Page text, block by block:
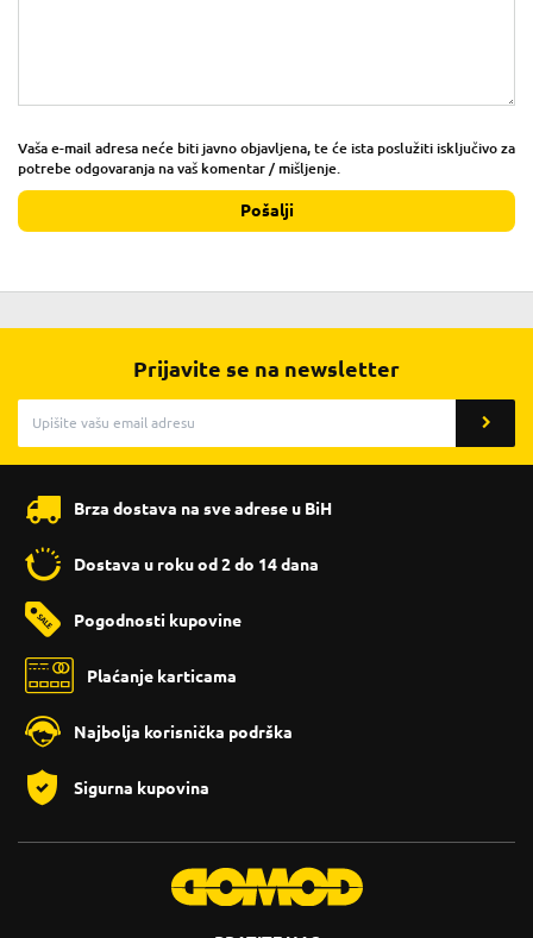
Vaša e-mail adresa neće biti javno objavljena, te će ista poslužiti isključivo za
potrebe odgovaranja na vaš komentar / mišljenje.
Pošalji
Prijavite se na newsletter
Brza dostava na sve adrese u BiH
Dostava u roku od 2 do 14 dana
Pogodnosti kupovine
Plaćanje karticama
Najbolja korisnička podrška
Sigurna kupovina